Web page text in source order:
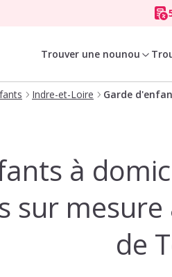
Trouver une nounou
Indre-et-Loire Garde
à
sur
de